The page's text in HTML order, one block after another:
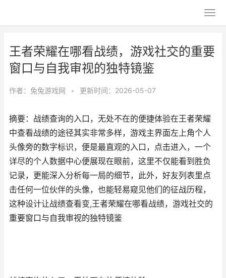
王者荣耀在哪看战绩，游戏社交的重要
窗口与自我审视的独特镜鉴
作者： 兔兔游戏网 • 更新时间：2026-05-07
摘要：战绩查询的入口，无处不在的便捷体验在王者荣耀
中查看战绩的途径其实非常多样，游戏主界面左上角个人
头像旁的数字标识，便是最直观的入口，点击进入，一个
详尽的个人数据中心便展现在眼前，这里不仅能看到胜负
记录，更能深入分析每一局的细节，此外，好友列表里点
击任何一位伙伴的头像，也能轻易窥见他们的征战历程，
这种设计让战绩查看变,王者荣耀在哪看战绩，游戏社交的
重要窗口与自我审视的独特镜鉴